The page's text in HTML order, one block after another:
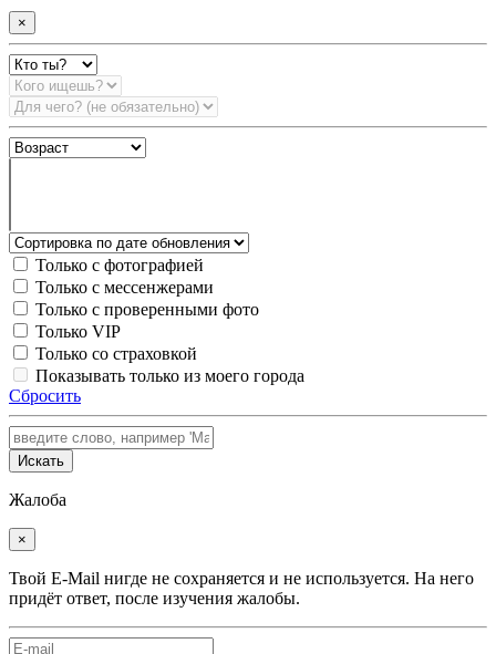
×
Только с фотографией
Только с мессенжерами
Только с проверенными фото
Только VIP
Только со страховкой
Показывать только из моего города
Сбросить
Искать
Жалоба
×
Твой E-Mail нигде не сохраняется и не используется. На него
придёт ответ, после изучения жалобы.